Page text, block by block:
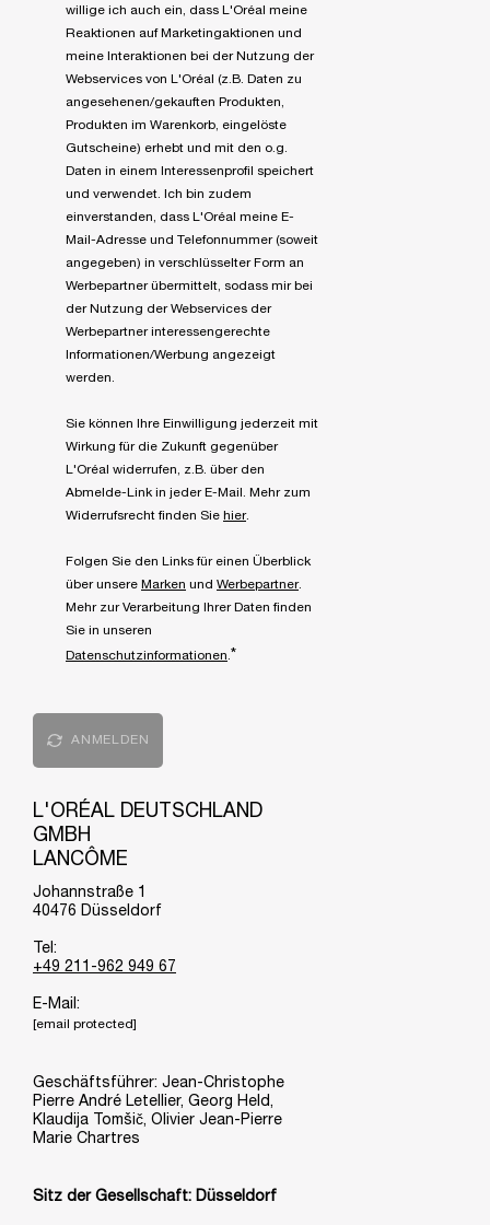
willige ich auch ein, dass L'Oréal meine
Reaktionen auf Marketingaktionen und
meine Interaktionen bei der Nutzung der
Webservices von L'Oréal (z.B. Daten zu
angesehenen/gekauften Produkten,
Produkten im Warenkorb, eingelöste
Gutscheine) erhebt und mit den o.g.
Daten in einem Interessenprofil speichert
und verwendet. Ich bin zudem
einverstanden, dass L'Oréal meine E-
Mail-Adresse und Telefonnummer (soweit
angegeben) in verschlüsselter Form an
Werbepartner übermittelt, sodass mir bei
der Nutzung der Webservices der
Werbepartner interessengerechte
Informationen/Werbung angezeigt
werden.
Sie können Ihre Einwilligung jederzeit mit
Wirkung für die Zukunft gegenüber
L'Oréal widerrufen, z.B. über den
Abmelde-Link in jeder E-Mail. Mehr zum
Widerrufsrecht finden Sie hier.
Folgen Sie den Links für einen Überblick
über unsere Marken und Werbepartner.
Mehr zur Verarbeitung Ihrer Daten finden
Sie in unseren
Datenschutzinformationen *
ANMELDEN
L'ORÉAL DEUTSCHLAND
GMBH
LANCÔME
Johannstraße 1
40476 Düsseldorf
Tel:
+49 211-962 949 67
E-Mail:
[email protected]
Geschäftsführer: Jean-Christophe
Pierre André Letellier, Georg Held,
Klaudija Tomšič, Olivier Jean-Pierre
Marie Chartres
Sitz der Gesellschaft: Düsseldorf